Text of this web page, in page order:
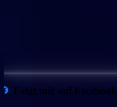
Folgt mir auf Facebook